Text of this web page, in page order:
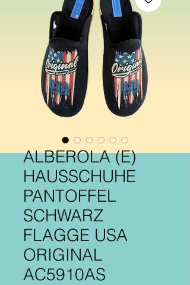
ALBEROLA (E)
HAUSSCHUHE
PANTOFFEL
SCHWARZ
FLAGGE USA
ORIGINAL
AC5910AS